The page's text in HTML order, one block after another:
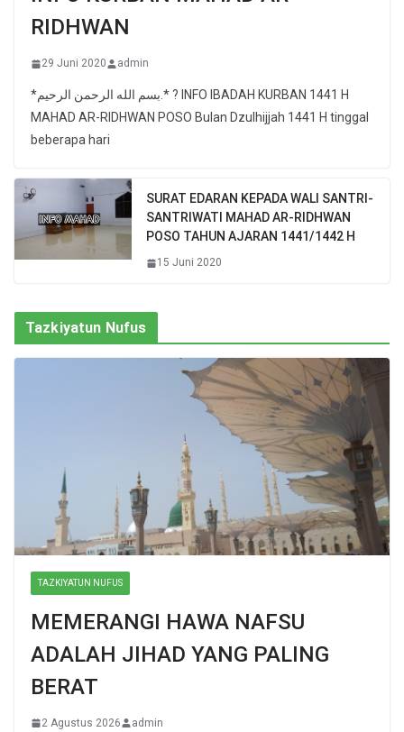
RIDHWAN
29 Juni 2020 admin
*بسم الله الرحمن الرحيم.* ? INFO IBADAH KURBAN 1441 H
MAHAD AR-RIDHWAN POSO Bulan Dzulhijjah 1441 H tinggal
beberapa hari
SURAT EDARAN KEPADA WALI SANTRI-
SANTRIWATI MAHAD AR-RIDHWAN
POSO TAHUN AJARAN 1441/1442 H
15 Juni 2020
Tazkiyatun Nufus
TAZKIYATUN NUFUS
MEMERANGI HAWA NAFSU
ADALAH JIHAD YANG PALING
BERAT
2 Agustus 2026 admin